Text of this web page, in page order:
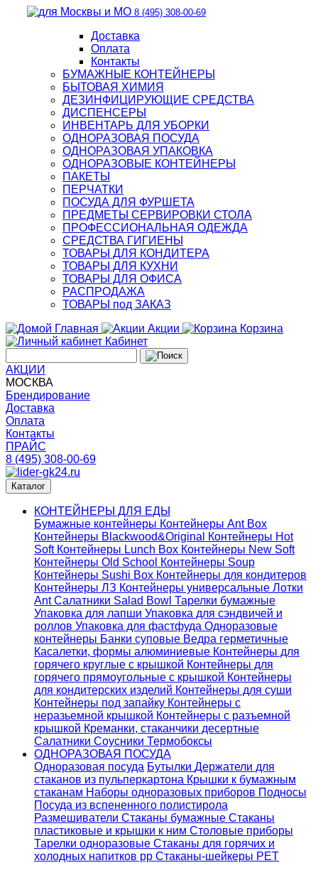
8 (495) 308-00-69
Доставка
Оплата
Контакты
БУМАЖНЫЕ КОНТЕЙНЕРЫ
БЫТОВАЯ ХИМИЯ
ДЕЗИНФИЦИРУЮЩИЕ СРЕДСТВА
ДИСПЕНСЕРЫ
ИНВЕНТАРЬ ДЛЯ УБОРКИ
ОДНОРАЗОВАЯ ПОСУДА
ОДНОРАЗОВАЯ УПАКОВКА
ОДНОРАЗОВЫЕ КОНТЕЙНЕРЫ
ПАКЕТЫ
ПЕРЧАТКИ
ПОСУДА ДЛЯ ФУРШЕТА
ПРЕДМЕТЫ СЕРВИРОВКИ СТОЛА
ПРОФЕССИОНАЛЬНАЯ ОДЕЖДА
СРЕДСТВА ГИГИЕНЫ
ТОВАРЫ ДЛЯ КОНДИТЕРА
ТОВАРЫ ДЛЯ КУХНИ
ТОВАРЫ ДЛЯ ОФИСА
РАСПРОДАЖА
ТОВАРЫ под ЗАКАЗ
Главная
Акции
Корзина
Кабинет
АКЦИИ
МОСКВА
Брендирование
Доставка
Оплата
Контакты
ПРАЙС
8 (495) 308-00-69
Каталог
КОНТЕЙНЕРЫ ДЛЯ ЕДЫ
Бумажные контейнеры Контейнеры Ant Box
Контейнеры Blackwood&Original
Контейнеры Hot
Soft Контейнеры Lunch Box Контейнеры New Soft
Контейнеры Old School Контейнеры Soup
Контейнеры Sushi Box Контейнеры для кондитеров
Контейнеры ЛЗ Контейнеры универсальные Лотки
AntСалатники Salad Bowl Тарелки бумажные
Упаковка для лапши Упаковка для сэндвичей и
роллов Упаковка для фастфуда Одноразовые
контейнеры Банки суповые Ведра герметичные
Касалетки, формы алюминиевые Контейнеры для
горячего круглые с крышкой Контейнеры для
горячего прямоугольные с крышкой Контейнеры
для кондитерских изделий Контейнеры для суши
Контейнеры под запайку Контейнеры с
неразьемной крышкой Контейнеры с разъемной
крышкой Креманки, стаканчики десертные
Салатники Соусники Термобоксы
ОДНОРАЗОВАЯ ПОСУДА
Одноразовая посуда Бутылки Держатели для
стаканов из пульперкартона Крышки к бумажным
стаканам Наборы одноразовых приборов Подносы
Посуда из вспененного полистирола
Размешиватели Стаканы бумажные Стаканы
пластиковые и крышки к ним Столовые приборы
Тарелки одноразовые Стаканы для горячих и
холодных напитков pp Стаканы-шейкеры PET